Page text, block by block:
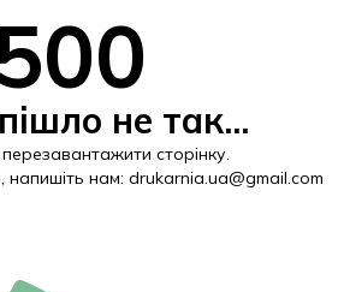
не так...
сторінку.
нам: drukarnia.ua@gmail.com